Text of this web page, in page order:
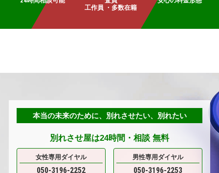
工作員 ・多数在籍
本当の未来のために、別れさせたい、別れたい
別れさせ屋は24時間・ 相談 無料
女性専用ダイヤル
050-3196-2252
男性専用ダイヤル
050-3196-2253